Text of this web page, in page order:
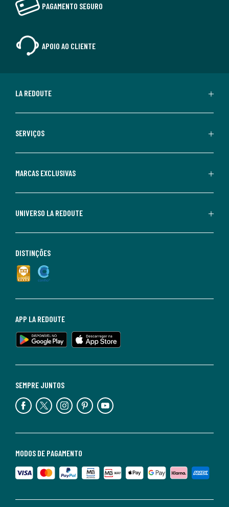
PAGAMENTO SEGURO
APOIO AO CLIENTE
LA REDOUTE
SERVIÇOS
MARCAS EXCLUSIVAS
UNIVERSO LA REDOUTE
MODOS DE PAGAMENTO
SEMPRE JUNTOS
APP LA REDOUTE
DISTINÇÕES